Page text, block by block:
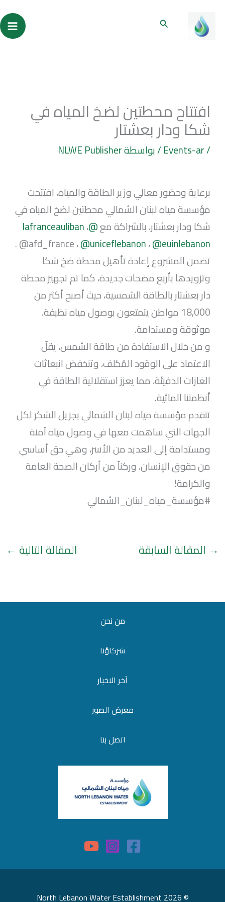
المحتوى
البحث
افتتاح محطتين لضخ المياه في
شكا ودار بعشتار
/
Events-ar/ بواسطةNLWE Publisher
برعاية وحضور معالي وزير الطاقة والمياه، افتتحت
مؤسسة مياه لبنان الشمالي محطتين لضخ المياه في
شكا ودار بعشتار، بالشراكة مع@lafranceauliban،
@afd_france ،@uniceflebanon،@euinlebanon
.
تضمن المشروع إعادة تأهيل محطة ضخ شكا
وتزويدها بأربع مضحات جديدة، كما تم تجهيز محطة
دار بعشتار بالطاقة الشمسية، حيث أصبح أكثر من
18,000 مواطن يتمتعون بوصول مياه نظيفة،
موثوقة ومستدامة.
و من خلال الاستفادة من طاقة الشمس، يقلّ
الاعتماد على الوقود المُكلف، وتنخفض انبعاثات
الغازات الدفيئة، مما يعزز استقلالية الطاقة في
أنظمتنا المائية.
تتقدم مؤسسة مياه لبنان الشمالي بجزيل الشكر لكل
الجهات التي ساهمت معها في وصول مياه آمنة
ومستدامة إلى العديد من الأسر، وهي حق أساسي
من حقوق الإنسان، وركناً من أركان الصحة العامة
والكرامة!
#مؤسسة_مياه_لبنان_الشمالي
→ المقالة السابقة المقالة التالية ←
من نحن
شركاؤنا
آخر الاخبار
معرض الصور
اتصل بنا
© 2026 North Lebanon Water Establishment